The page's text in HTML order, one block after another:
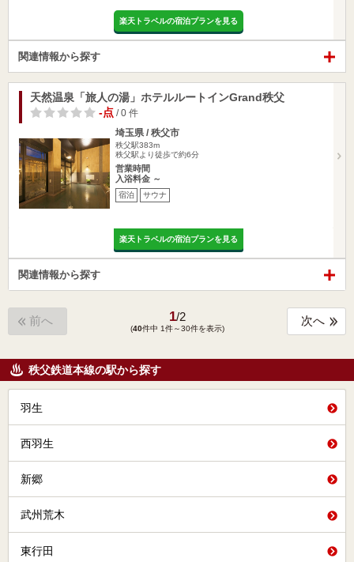
楽天トラベルの宿泊プランを見る
関連情報から探す
天然温泉「旅人の湯」ホテルルートインGrand秩父
-点 / 0 件
埼玉県 / 秩父市
秩父駅383m
秩父駅より徒歩で約6分
営業時間
入浴料金 ～
宿泊 サウナ
楽天トラベルの宿泊プランを見る
関連情報から探す
前へ 1/2
(40件中 1件～30件を表示)
次へ
秩父鉄道本線の駅から探す
羽生
西羽生
新郷
武州荒木
東行田